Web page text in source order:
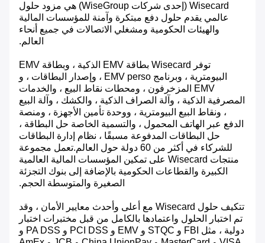
Wisecard (إحدى شركات WiseGroup) هي مزود حلول
عالمي يقدم حلول دفع مبتكرة وآمنة للمؤسسات المالية
والهيئات الحكومية ومشغلي الاتصالات في جميع أنحاء
العالم.
توفر Wisecard بطاقة EMV الذكية ، وبطاقة EMV
البيومترية ، وبرنامج EMV perso ، وإصدار البطاقات ، و
EMV المزخرفون ، ومحطات نقاط البيع ، والخدمات
المصرفية الذكية ، وآلة الصراف الذكية ، والكشك ، وآلة البيع
، ونقاط البيع البيومترية ، ووحدة تأمين الأجهزة ، ومنصة
الدفع عبر الهاتف المحمول ، والتسمية الخاصة حل البطاقة ،
حل البطاقات المدفوعة مسبقًا ، نظام إدارة البطاقات
للشركاء في أكثر من 60 دولة حول العالم.تعمل مجموعة
منتجات Wisecard على تمكين المؤسسات المالية العالمية
الكبيرة والقطاعات الحكومية بالإضافة إلى بنوك التجزئة
الصغيرة والمتوسطة الحجم.
تتكيف حلول Wisecard مع أعلى وأحدث معايير الأمان ، وقد
تم اختبار الحلول واعتمادها بالكامل من قبل مختبرات اختبار
دولية ، مثل FBI و STQC و EMV و PCI DSS و PA DSS و